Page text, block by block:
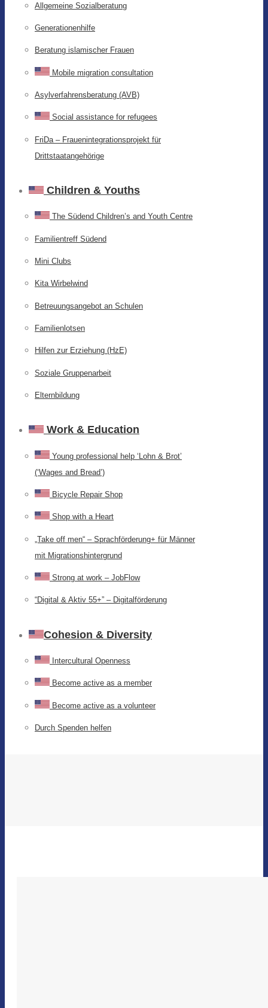
Allgemeine Sozialberatung
Generationenhilfe
Beratung islamischer Frauen
Mobile migration consultation
Asylverfahrensberatung (AVB)
Social assistance for refugees
FriDa – Frauenintegrationsprojekt für
Drittstaatangehörige
Children & Youths
The Südend Children’s and Youth Centre
Familientreff Südend
Mini Clubs
Kita Wirbelwind
Betreuungsangebot an Schulen
Familienlotsen
Hilfen zur Erziehung (HzE)
Soziale Gruppenarbeit
Elternbildung
Work & Education
Young professional help ‘Lohn & Brot’
(‘Wages and Bread’)
Bicycle Repair Shop
Shop with a Heart
„Take off men“ – Sprachförderung+ für Männer
mit Migrationshintergrund
Strong at work – JobFlow
“Digital & Aktiv 55+” – Digitalförderung
Cohesion & Diversity
Intercultural Openness
Become active as a member
Become active as a volunteer
Durch Spenden helfen